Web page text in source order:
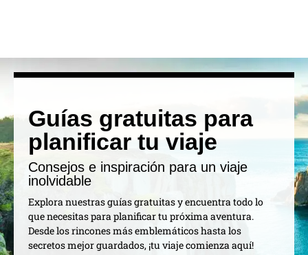
Guías gratuitas para
planificar tu viaje
Consejos e inspiración para un viaje
inolvidable
Explora nuestras guías gratuitas y encuentra todo lo
que necesitas para planificar tu próxima aventura.
Desde los rincones más emblemáticos hasta los
secretos mejor guardados, ¡tu viaje comienza aquí!